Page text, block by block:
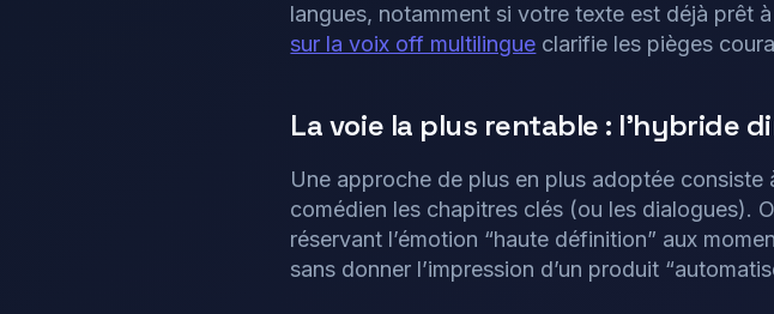
langues, notamment si votre texte est déjà prêt
sur la voix off multilingue clarifie les pièges
La voie la plus rentable : l’hybride
Une approche de plus en plus adoptée consiste
comédien les chapitres clés (ou les dialogues).
réservant l’émotion “haute définition” aux
sans donner l’impression d’un produit